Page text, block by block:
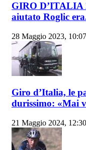
GIRO D’ITALIA
aiutato Roglic
28 Maggio 2023, 10:07
Giro d’Italia, le
durissimo: «Mai
21 Maggio 2024, 12:30